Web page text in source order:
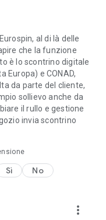
al di là delle
che la funzione
è lo scontrino digitale
Europa) e CONAD,
da parte del cliente,
sollievo anche da
il rullo e gestione
invia scontrino
Sì No
more_vert